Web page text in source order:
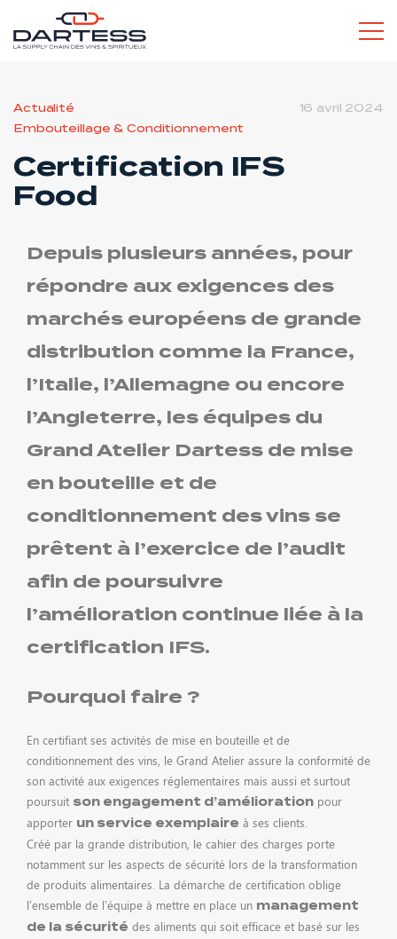
L’ESPRIT DARTESS
ACTUALITÉS
CONTACT
Actualité
Embouteillage & Conditionnement
16 avril 2024
Certification IFS
Food
Depuis plusieurs années, pour
répondre aux exigences des
marchés européens de grande
distribution comme la France,
l’Italie, l’Allemagne ou encore
l’Angleterre, les équipes du
Grand Atelier Dartess de mise
en bouteille et de
conditionnement des vins se
prêtent à l’exercice de l’audit
afin de poursuivre
l’amélioration continue liée à la
certification IFS.
Pourquoi faire ?
En certifiant ses activités de mise en bouteille et de
conditionnement des vins, le Grand Atelier assure la conformité de
son activité aux exigences réglementaires mais aussi et surtout
poursuit son engagement d’amélioration pour
apporter un service exemplaire à ses clients.
Créé par la grande distribution, le cahier des charges porte
notamment sur les aspects de sécurité lors de la transformation
de produits alimentaires. La démarche de certification oblige
l’ensemble de l’équipe à mettre en place un management
de la sécurité des aliments qui soit efficace et basé sur les